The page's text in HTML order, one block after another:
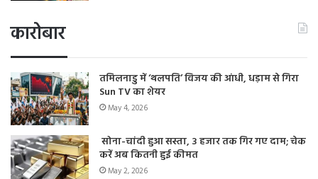
कारोबार
तमिलनाडु में ‘थलपति’ विजय की आंधी, धड़ाम से गिरा
Sun TV का शेयर
May 4, 2026
सोना-चांदी हुआ सस्ता, 3 हजार तक गिर गए दाम; चेक
करें अब कितनी हुई कीमत
May 2, 2026